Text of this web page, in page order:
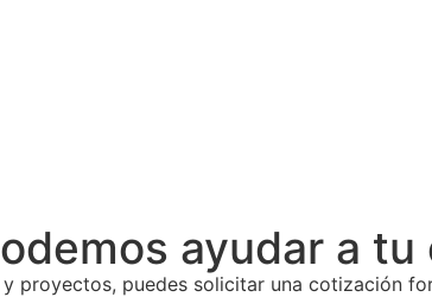
ayudar a tu
y proyectos, puedes solicitar una cotización